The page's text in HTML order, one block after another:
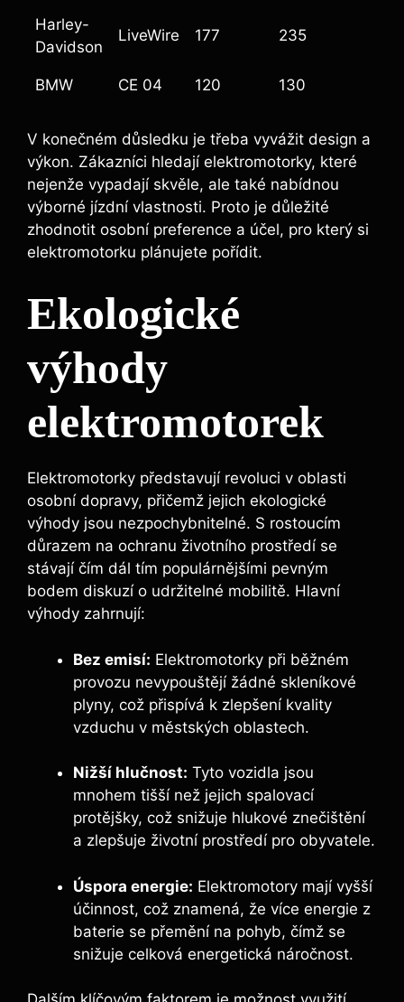
Harley-
Davidson
LiveWire 177 235
BMW CE 04 120 130
V konečném důsledku je třeba vyvážit design a
výkon. Zákazníci hledají elektromotorky, které
nejenže vypadají skvěle, ale také nabídnou
výborné jízdní vlastnosti. Proto je důležité
zhodnotit osobní preference a účel, pro který si
elektromotorku plánujete pořídit.
Ekologické
výhody
elektromotorek
Elektromotorky představují revoluci v oblasti
osobní dopravy, přičemž jejich ekologické
výhody jsou nezpochybnitelné. S rostoucím
důrazem na ochranu životního prostředí se
stávají čím dál tím populárnějšími pevným
bodem diskuzí o udržitelné mobilitě. Hlavní
výhody zahrnují:
Bez emisí: Elektromotorky při běžném
provozu nevypouštějí žádné skleníkové
plyny, což přispívá k zlepšení kvality
vzduchu v městských oblastech.
Nižší hlučnost: Tyto vozidla jsou
mnohem tišší než jejich spalovací
protějšky, což snižuje hlukové znečištění
a zlepšuje životní prostředí pro obyvatele.
Úspora energie: Elektromotory mají vyšší
účinnost, což znamená, že více energie z
baterie se přemění na pohyb, čímž se
snižuje celková energetická náročnost.